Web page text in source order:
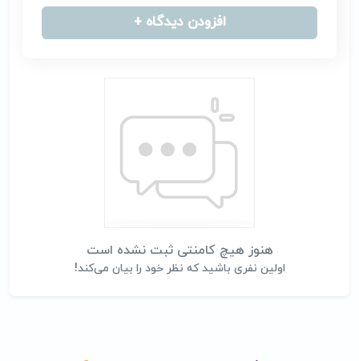
هنوز هیچ کامنتی ثبت نشده است
اولین نفری باشید که نظر خود را بیان می‌کند!
افزودن دیدگاه +